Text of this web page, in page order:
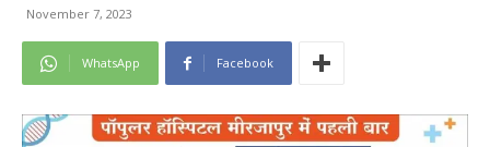
November 7, 2023
WhatsApp Facebook